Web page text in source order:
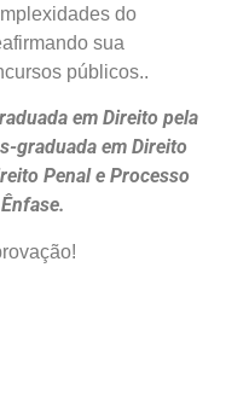
do
sua
públicos..
em Direito pela
graduada em Direito
Penal e Processo